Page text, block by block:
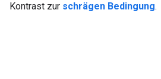
Kontrast zur schrägen Bedingung.